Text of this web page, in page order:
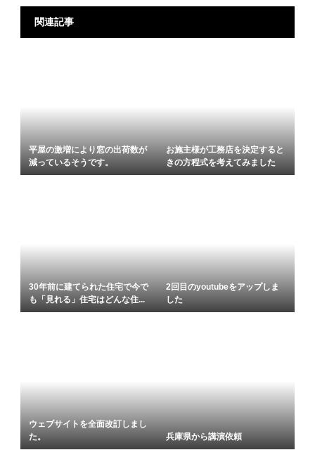
関連記事
平屋の激増により窓の出荷数が
減っているそうです。
お施主様が工務店を決定すると
きの方程式を考えてみました
30年前に建てられた住宅で今で
も「見れる」住宅はどんな住...
2回目のyoutubeをアップしま
した
ウェブサイトを全面改訂しまし
た。
兵庫県から講演依頼